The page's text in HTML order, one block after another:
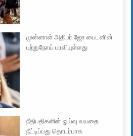
முன்னாள் அதிபர் ஜோ பைடனின்
புற்றுநோய் பரவியுள்ளது
நீதிபதிகளின் ஓய்வு வயதை
நீட்டிப்பது தொடர்பாக